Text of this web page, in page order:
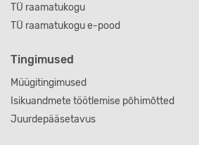
TÜ raamatukogu
TÜ raamatukogu e-pood
Tingimused
Müügitingimused
Isikuandmete töötlemise põhimõtted
Juurdepääsetavus